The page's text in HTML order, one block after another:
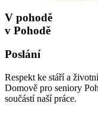
V pohodě
v Pohodě
Poslání
Respekt ke stáří a
Domově pro seniory
součástí naší práce.